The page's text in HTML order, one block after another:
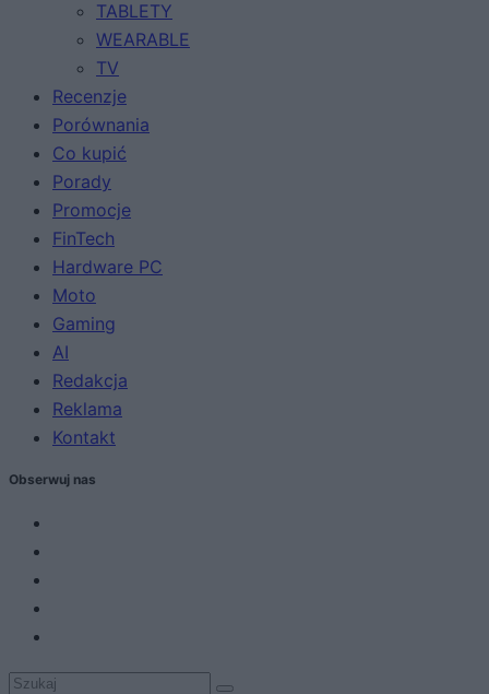
TABLETY
WEARABLE
TV
Recenzje
Porównania
Co kupić
Porady
Promocje
FinTech
Hardware PC
Moto
Gaming
AI
Redakcja
Reklama
Kontakt
Obserwuj nas